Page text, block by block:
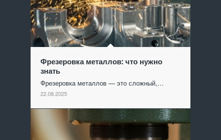
Фрезеровка металлов: что нужно
знать
Фрезеровка металлов — это сложный,…
22.08.2025